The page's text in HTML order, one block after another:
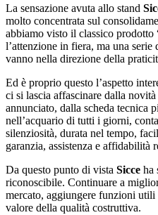
La sensazione avuta allo stand
molto concentrata sul
abbiamo visto il classico prodotto
l’attenzione in fiera, ma una
vanno nella direzione della
Ed è proprio questo l’aspetto
ci si lascia affascinare dalla
annunciato, dalla scheda tecnica
nell’acquario di tutti i giorni,
silenziosità, durata nel tempo,
garanzia, assistenza e affidabilità
Da questo punto di vista Sicce ha
riconoscibile. Continuare a
mercato, aggiungere funzioni
valore della qualità costruttiva.